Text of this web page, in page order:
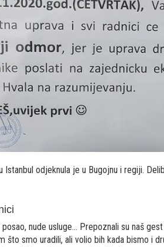
Istanbul odjeknula je u Bugojnu i regiji.
nude usluge… Prepoznali su naš
što smo uradili, ali volio bih kada bismo i